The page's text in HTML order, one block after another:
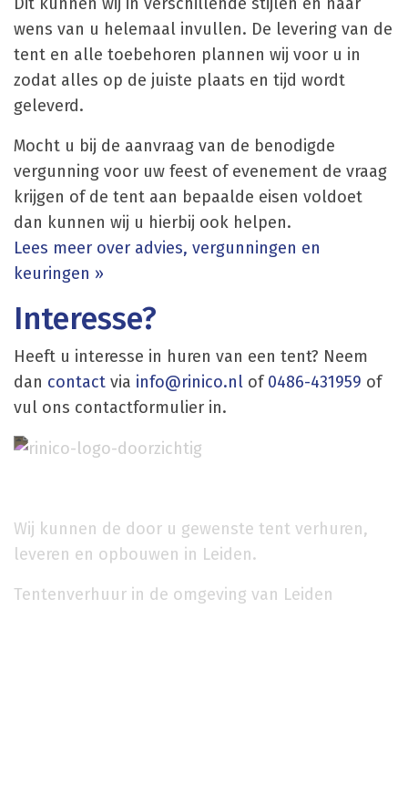
wens van u helemaal invullen. De levering van de
tent en alle toebehoren plannen wij voor u in
zodat alles op de juiste plaats en tijd wordt
geleverd.
Mocht u bij de aanvraag van de benodigde
vergunning voor uw feest of evenement de vraag
krijgen of de tent aan bepaalde eisen voldoet
dan kunnen wij u hierbij ook helpen.
Lees meer over advies, vergunningen en
keuringen »
Interesse?
Heeft u interesse in huren van een tent? Neem
dan contact via info@rinico.nl of0486-431959 of
vul ons contactformulier in.
Wij kunnen de door u gewenste tent verhuren,
leveren en opbouwen in Leiden.
Tentenverhuur in de omgeving van Leiden